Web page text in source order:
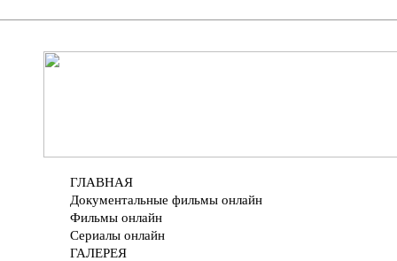
ГЛАВНАЯ
Документальные фильмы онлайн
Фильмы онлайн
Сериалы онлайн
ГАЛЕРЕЯ